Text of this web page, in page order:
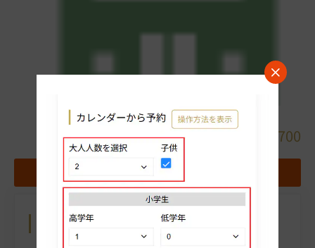
048-928-7700
料金表 地図
カレンダーから予約 操作方法を表示